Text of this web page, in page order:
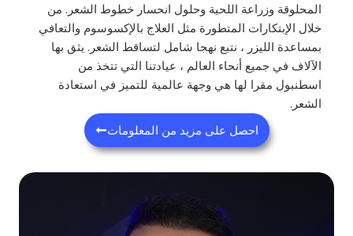
المحلوقة وزراعة اللحية وحلول انحسار خطوط الشعر. من
خلال الإبتكارات المتطورة مثل العلاج بالإكسوسوم والتعافي
بمساعدة الليزر ، نتبع نهجا شامل لتساقط الشعر. يثق بها
الآلاف في جميع أنحاء العالم ، عيادتنا التي تتخذ من
اسطنبول مقرا لها هي وجهة عالمية للتميز في استعادة
الشعر.
احصل على مزيد من المعلومات